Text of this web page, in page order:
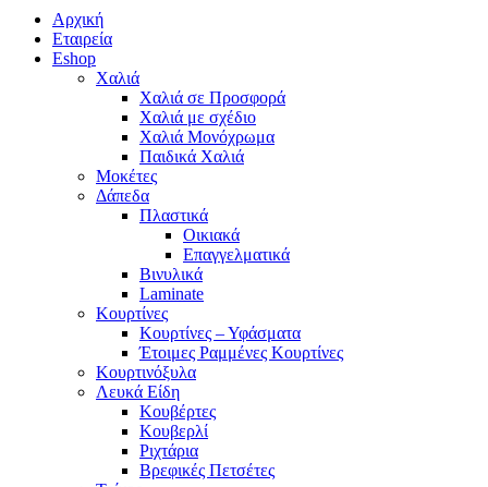
Αρχική
Εταιρεία
Eshop
Χαλιά
Χαλιά σε Προσφορά
Χαλιά με σχέδιο
Χαλιά Μονόχρωμα
Παιδικά Χαλιά
Μοκέτες
Δάπεδα
Πλαστικά
Οικιακά
Επαγγελματικά
Βινυλικά
Laminate
Κουρτίνες
Κουρτίνες – Υφάσματα
Έτοιμες Ραμμένες Κουρτίνες
Κουρτινόξυλα
Λευκά Είδη
Κουβέρτες
Κουβερλί
Ριχτάρια
Βρεφικές Πετσέτες